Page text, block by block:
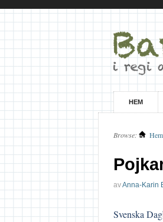
HEM
Browse: Hem
avAnna-Karin
Svenska